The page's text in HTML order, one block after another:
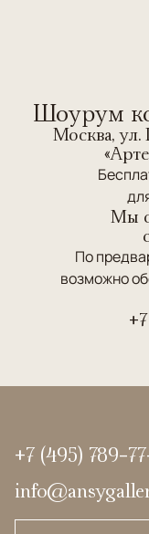
Шоурум
Москва, ул.
Мы
По
возможно
+7 (495) 789-